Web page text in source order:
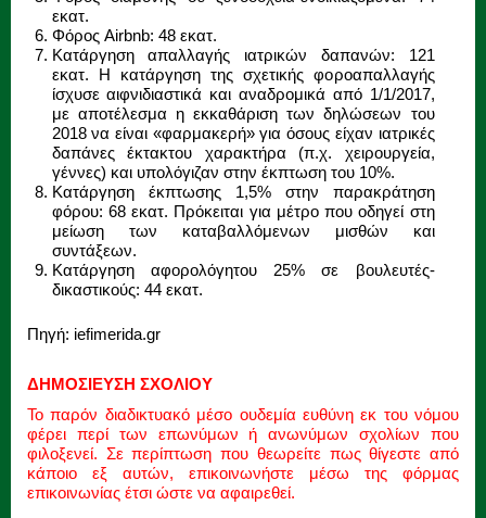
εκατ.
Φόρος Airbnb: 48 εκατ.
Κατάργηση απαλλαγής ιατρικών δαπανών: 121
εκατ. Η κατάργηση της σχετικής φοροαπαλλαγής
ίσχυσε αιφνιδιαστικά και αναδρομικά από 1/1/2017,
με αποτέλεσμα η εκκαθάριση των δηλώσεων του
2018 να είναι «φαρμακερή» για όσους είχαν ιατρικές
δαπάνες έκτακτου χαρακτήρα (π.χ. χειρουργεία,
γέννες) και υπολόγιζαν στην έκπτωση του 10%.
Κατάργηση έκπτωσης 1,5% στην παρακράτηση
φόρου: 68 εκατ. Πρόκειται για μέτρο που οδηγεί στη
μείωση των καταβαλλόμενων μισθών και
συντάξεων.
Κατάργηση αφορολόγητου 25% σε βουλευτές-
δικαστικούς: 44 εκατ.
Πηγή: iefimerida.gr
ΔΗΜΟΣΙΕΥΣΗ ΣΧΟΛΙΟΥ
Το παρόν διαδικτυακό μέσο ουδεμία ευθύνη εκ του νόμου
φέρει περί των επωνύμων ή ανωνύμων σχολίων που
φιλοξενεί. Σε περίπτωση που θεωρείτε πως θίγεστε από
κάποιο εξ αυτών, επικοινωνήστε μέσω της φόρμας
επικοινωνίας έτσι ώστε να αφαιρεθεί.